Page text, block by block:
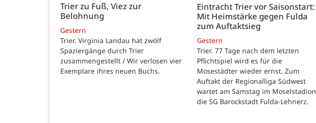
Trier zu Fuß, Viez zur
Belohnung
Gestern
Trier. Virginia Landau hat zwölf
Spaziergänge durch Trier
zusammengestellt / Wir verlosen vier
Exemplare ihres neuen Buchs.
Eintracht Trier vor Saisonstart:
Mit Heimstärke gegen Fulda
zum Auftaktsieg
Gestern
Trier. 77 Tage nach dem letzten
Pflichtspiel wird es für die
Mosestädter wieder ernst. Zum
Auftakt der Regionalliga Südwest
wartet am Samstag im Moselstadion
die SG Barockstadt Fulda-Lehnerz.